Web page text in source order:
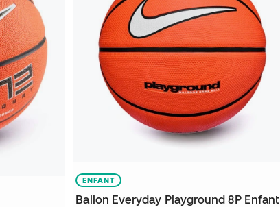
ENFANT
Ballon Everyday Playground 8P Enfant